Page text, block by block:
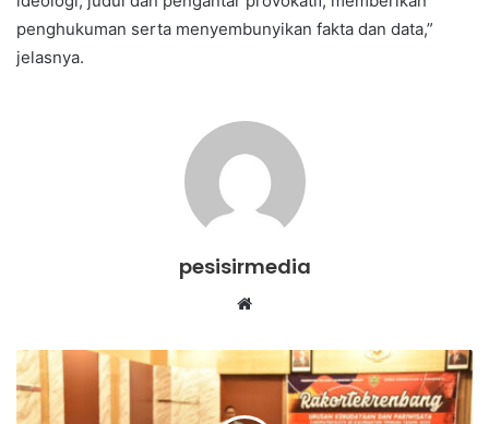
penghukuman serta menyembunyikan fakta dan data,”
jelasnya.
pesisirmedia
Website